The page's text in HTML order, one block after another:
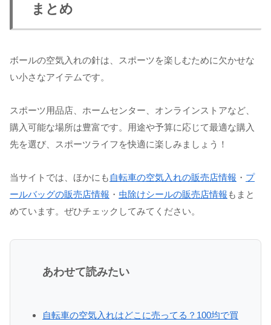
まとめ
ボールの空気入れの針は、スポーツを楽しむために欠かせな
い小さなアイテムです。
スポーツ用品店、ホームセンター、オンラインストアなど、
購入可能な場所は豊富です。用途や予算に応じて最適な購入
先を選び、スポーツライフを快適に楽しみましょう！
当サイトでは、ほかにも 自転車の空気入れの販売店情報 ・ プ
ールバッグの販売店情報 ・ 虫除けシールの販売店情報 もまと
めています。ぜひチェックしてみてください。
あわせて読みたい
自転車の空気入れはどこに売ってる？100均で買